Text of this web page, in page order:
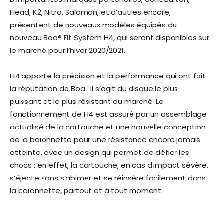
Head, K2, Nitro, Salomon, et d’autres encore,
présentent de nouveaux modèles équipés du
nouveau Boa® Fit System H4, qui seront disponibles sur
le marché pour l’hiver 2020/2021.
H4 apporte la précision et la performance qui ont fait
la réputation de Boa : il s’agit du disque le plus
puissant et le plus résistant du marché. Le
fonctionnement de H4 est assuré par un assemblage
actualisé de la cartouche et une nouvelle conception
de la baïonnette pour une résistance encore jamais
atteinte, avec un design qui permet de défier les
chocs : en effet, la cartouche, en cas d’impact sévère,
s’éjecte sans s’abimer et se réinsère facilement dans
la baïonnette, partout et à tout moment.